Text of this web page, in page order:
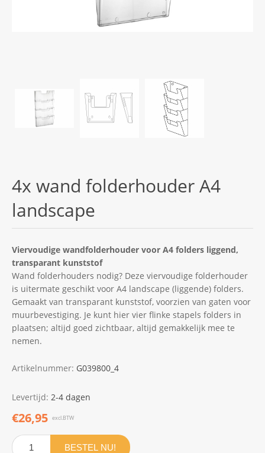
4x wand folderhouder A4
landscape
Viervoudige wandfolderhouder voor A4 folders liggend,
transparant kunststof
Wand folderhouders nodig? Deze viervoudige folderhouder
is uitermate geschikt voor A4 landscape (liggende) folders.
Gemaakt van transparant kunststof, voorzien van gaten voor
muurbevestiging. Je kunt hier vier flinke stapels folders in
plaatsen; altijd goed zichtbaar, altijd gemakkelijk mee te
nemen.
Artikelnummer: G039800_4
Levertijd: 2-4 dagen
€26,95 excl.BTW
BESTEL NU!